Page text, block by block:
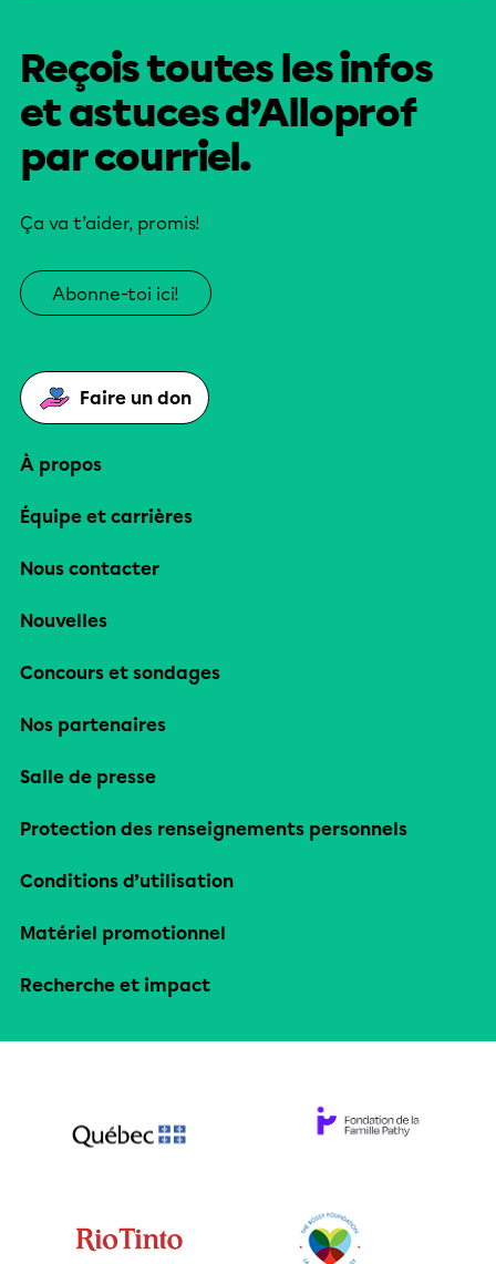
Reçois toutes les infos
et astuces d’Alloprof
par courriel.
Ça va t’aider, promis!
Abonne-toi ici!
Faire un don
À propos
Équipe et carrières
Nous contacter
Nouvelles
Concours et sondages
Nos partenaires
Salle de presse
Protection des renseignements personnels
Conditions d’utilisation
Matériel promotionnel
Recherche et impact